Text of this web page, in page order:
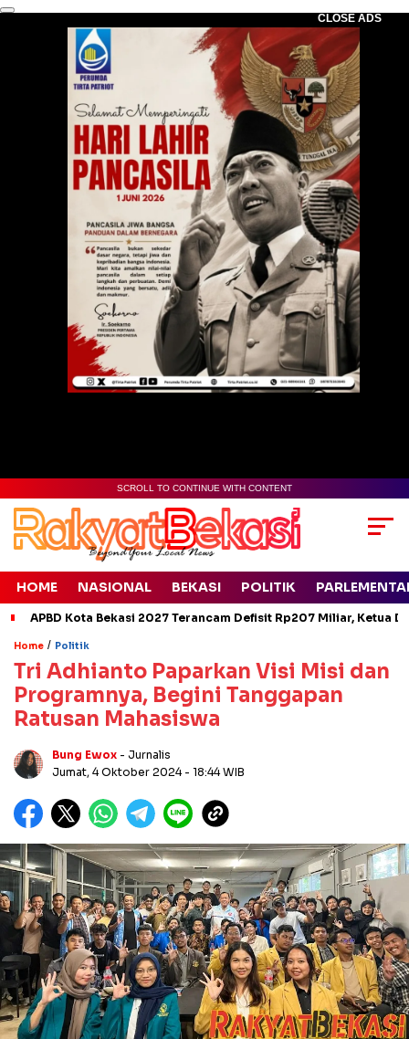
CLOSE ADS
SCROLL TO CONTINUE WITH CONTENT
HOME NASIONAL BEKASI POLITIK
APBD Kota Bekasi 2027 Terancam Defisit Rp207 Miliar, Ketua
Home / Politik
Tri Adhianto Paparkan Visi Misi dan
Programnya, Begini Tanggapan
Ratusan Mahasiswa
Bung Ewox - Jurnalis
Jumat, 4 Oktober 2024 - 18:44 WIB